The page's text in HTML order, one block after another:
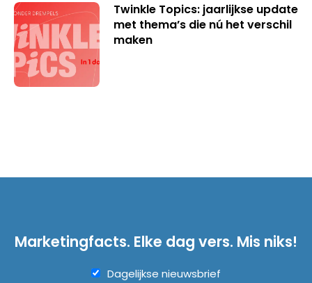
Twinkle Topics: jaarlijkse update
met thema’s die nú het verschil
maken
Marketingfacts. Elke dag vers. Mis niks!
Dagelijkse nieuwsbrief